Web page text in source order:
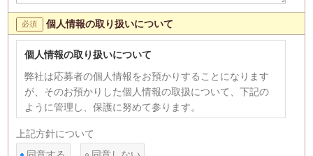
個人情報の取り扱いについて
個人情報の取り扱いについて
弊社は応募者の個人情報をお預かりすることになります
が、そのお預かりした個人情報の取扱について、下記の
ように管理し、保護に努めて参ります。
【個人情報の利用目的】
1)応募者への連絡、採用選考のため。 2)次の各号のいず
上記方針について